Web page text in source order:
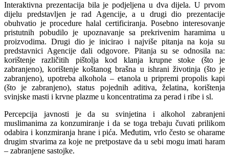
Interaktivna prezentacija bila je podjeljena u dva dijela. U prvom
dijelu predstavljen je rad Agencije, a u drugi dio prezentacije
obuhvatio je procedure halal certificiranja. Posebno interesovanje
pristutnih pobudilo je upoznavanje sa prekrivenim haramima u
proizvodima. Drugi dio je inicirao i najviše pitanja na koja su
predstavnici Agencije dali odgovore. Pitanja su se odnosila na:
korištenje različitih pištolja kod klanja krupne stoke (što je
zabranjeno), korištenje koštanog brašna u ishrani životinja (što je
zabranjeno), upotreba alkohola – etanola u pripremi propolis kapi
(što je zabranjeno), status pojednih aditiva, želatina, korištenja
svinjske masti i krvne plazme u koncentratima za perad i ribe i sl.
Percepcija javnosti je da su svinjetina i alkohol zabranjeni
muslimanima za konzumiranje i da se toga trebaju čuvati prilikom
odabira i konzmiranja hrane i pića. Međutim, vrlo često se oharame
drugim stvarima za koje ne pretpostave da u sebi mogu imati haram
– zabranjene sastojke.